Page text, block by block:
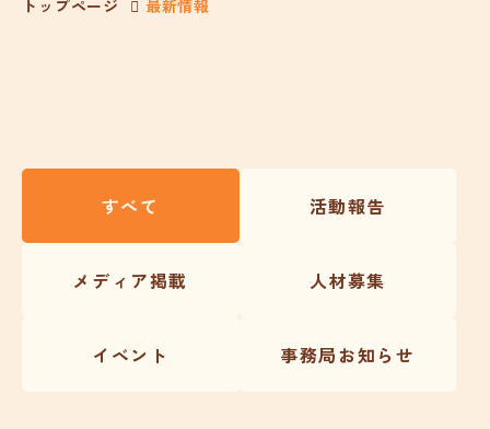
トップページ 最新情報
すべて 活動報告
メディア掲載 人材募集
イベント 事務局お知らせ